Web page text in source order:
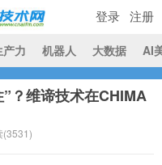
力 机器人 大数据 AI
登录 注册
？维谛技术在CHIMA
(3531)